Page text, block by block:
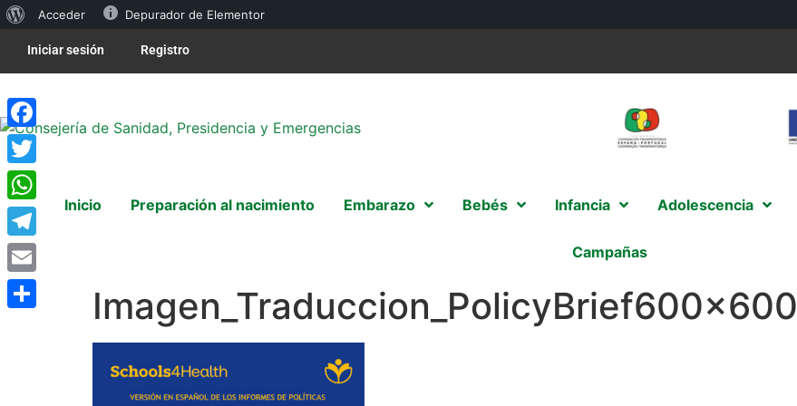
Acceder Depurador de Elementor
Iniciar sesión Registro
Inicio Preparación al nacimiento Embarazo Bebés Infancia Adolescencia
Campañas
Imagen_Traduccion_PolicyBrief600x600
Facebook
Twitter
WhatsApp
Telegram
Email